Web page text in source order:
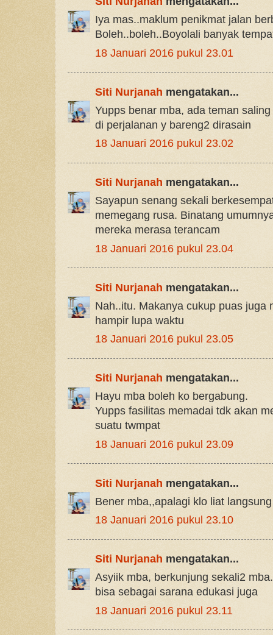
Iya mas..maklum penikmat jalan
Boleh..boleh..Boyolali banyak
18 Januari 2016 pukul 23.01
Siti Nurjanah mengatakan...
Yupps benar mba, ada teman
di perjalanan y bareng2 dirasain
18 Januari 2016 pukul 23.02
Siti Nurjanah mengatakan...
Sayapun senang sekali
memegang rusa. Binatang
mereka merasa terancam
18 Januari 2016 pukul 23.04
Siti Nurjanah mengatakan...
Nah..itu. Makanya cukup puas juga
hampir lupa waktu
18 Januari 2016 pukul 23.05
Siti Nurjanah mengatakan...
Hayu mba boleh ko bergabung.
Yupps fasilitas memadai tdk akan
suatu twmpat
18 Januari 2016 pukul 23.09
Siti Nurjanah mengatakan...
Bener mba,,apalagi klo liat langsung
18 Januari 2016 pukul 23.10
Siti Nurjanah mengatakan...
Asyiik mba, berkunjung sekali2
bisa sebagai sarana edukasi juga
18 Januari 2016 pukul 23.11